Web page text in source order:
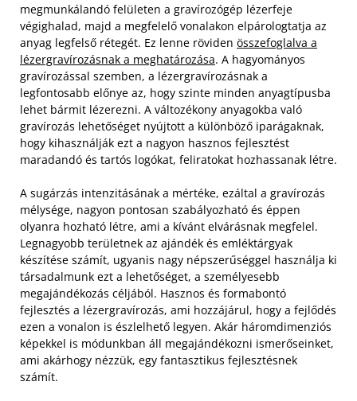
megmunkálandó felületen a gravírozógép lézerfeje
végighalad, majd a megfelelő vonalakon elpárologtatja az
anyag legfelső rétegét. Ez lenne röviden összefoglalva a
lézergravírozásnak a meghatározása. A hagyományos
gravírozással szemben, a lézergravírozásnak a
legfontosabb előnye az, hogy szinte minden anyagtípusba
lehet bármit lézerezni. A változékony anyagokba való
gravírozás lehetőséget nyújtott a különböző iparágaknak,
hogy kihasználják ezt a nagyon hasznos fejlesztést
maradandó és tartós logókat, feliratokat hozhassanak létre.
A sugárzás intenzitásának a mértéke, ezáltal a gravírozás
mélysége, nagyon pontosan szabályozható és éppen
olyanra hozható létre, ami a kívánt elvárásnak megfelel.
Legnagyobb területnek az ajándék és emléktárgyak
készítése számít, ugyanis nagy népszerűséggel használja ki
társadalmunk ezt a lehetőséget, a személyesebb
megajándékozás céljából. Hasznos és formabontó
fejlesztés a lézergravírozás, ami hozzájárul, hogy a fejlődés
ezen a vonalon is észlelhető legyen. Akár háromdimenziós
képekkel is módunkban áll megajándékozni ismerőseinket,
ami akárhogy nézzük, egy fantasztikus fejlesztésnek
számít.